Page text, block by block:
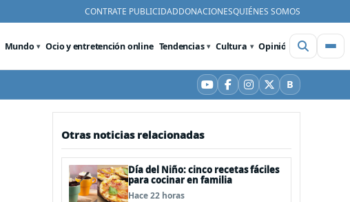
CONTRATE PUBLICIDADDONACIONESQUIÉNES SOMOS
Mundo Ocio y entretención online Tendencias Cultura Opinión Videos
YouTube
Facebook
Instagram
X BBluesky
Otras noticias relacionadas
Día del Niño: cinco recetas fáciles
para cocinar en familia
Hace 22 horas